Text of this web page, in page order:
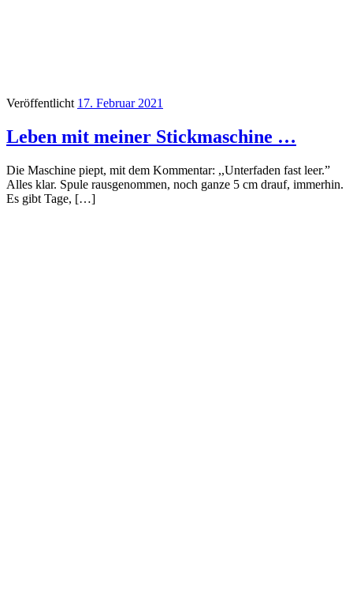
Veröffentlicht 17. Februar 2021
Leben mit meiner Stickmaschine …
Die Maschine piept, mit dem Kommentar: ,,Unterfaden fast leer.”
Alles klar. Spule rausgenommen, noch ganze 5 cm drauf, immerhin.
Es gibt Tage, […]